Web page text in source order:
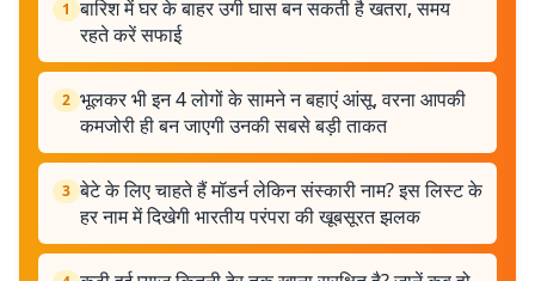
1 बारिश में घर के बाहर उगी घास बन सकती है खतरा, समय
रहते करें सफाई
2 भूलकर भी इन 4 लोगों के सामने न बहाएं आंसू, वरना आपकी
कमजोरी ही बन जाएगी उनकी सबसे बड़ी ताकत
3 बेटे के लिए चाहते हैं मॉडर्न लेकिन संस्कारी नाम? इस लिस्ट के
हर नाम में दिखेगी भारतीय परंपरा की खूबसूरत झलक